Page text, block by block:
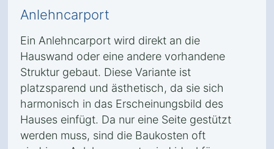
Anlehncarport
Ein Anlehncarport wird direkt an die
Hauswand oder eine andere vorhandene
Struktur gebaut. Diese Variante ist
platzsparend und ästhetisch, da sie sich
harmonisch in das Erscheinungsbild des
Hauses einfügt. Da nur eine Seite gestützt
werden muss, sind die Baukosten oft